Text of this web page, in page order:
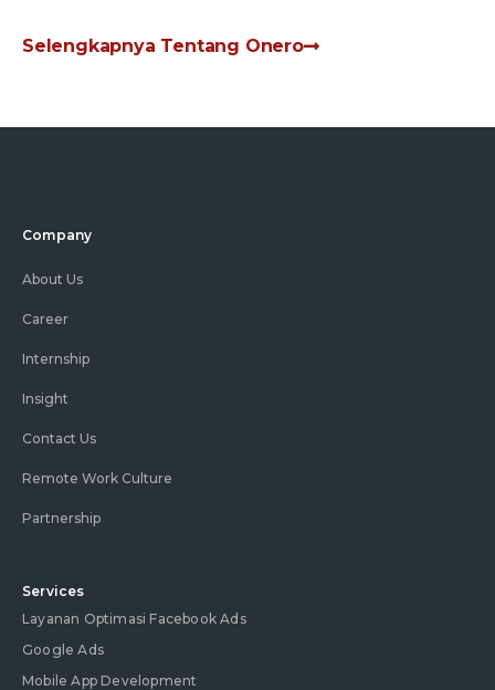
Selengkapnya Tentang Onero
Company
About Us
Career
Internship
Insight
Contact Us
Remote Work Culture
Partnership
Services
Layanan Optimasi Facebook Ads
Google Ads
Mobile App Development